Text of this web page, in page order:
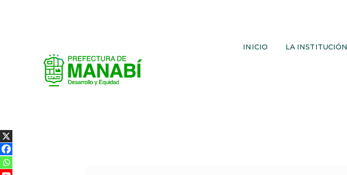
INICIO LA INSTITUCIÓN